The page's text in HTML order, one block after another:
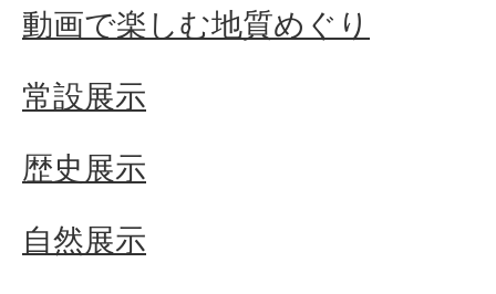
動画で楽しむ地質めぐり
常設展示
歴史展示
自然展示